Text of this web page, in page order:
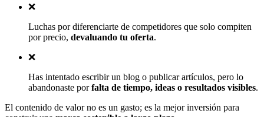
❌
Luchas por diferenciarte de competidores que solo compiten
por precio, devaluando tu oferta.
❌
Has intentado escribir un blog o publicar artículos, pero lo
abandonaste porfalta de tiempo, ideas o resultados visibles.
El contenido de valor no es un gasto; es la mejor inversión para